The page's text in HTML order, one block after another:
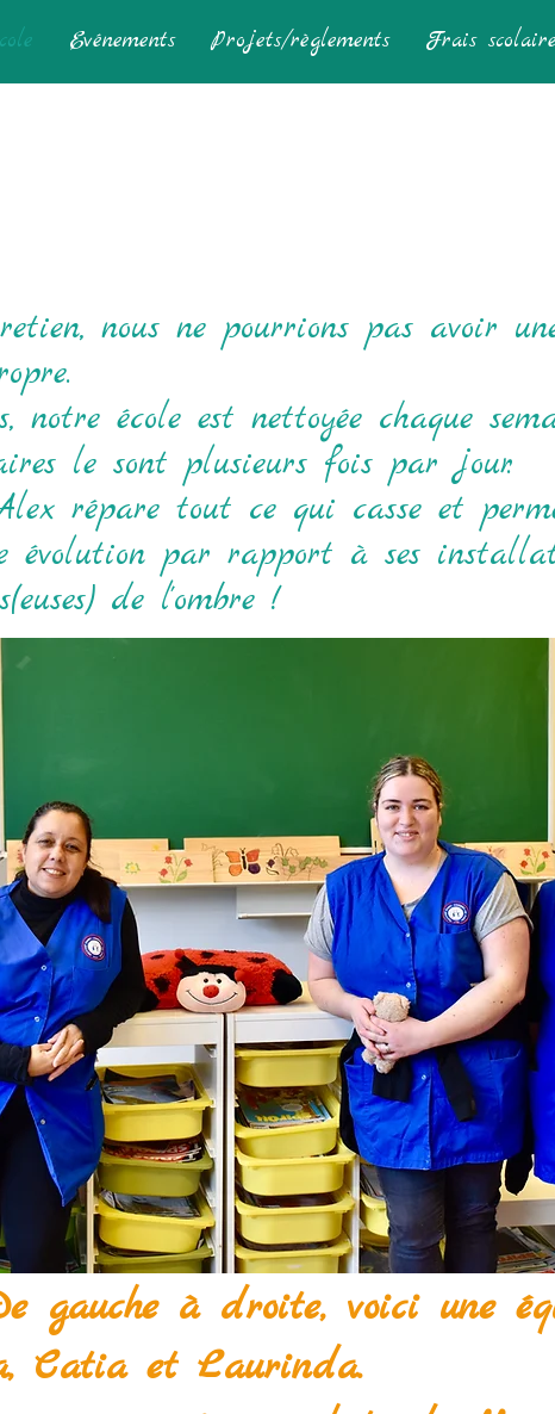
Evénements Projets/règlements Frais
nous ne pourrions pas avoir
notre école est nettoyée chaque
le sont plusieurs fois par jour.
répare tout ce qui casse et
évolution par rapport à ses
de l'ombre !
gauche à droite, voici une
Catia et Laurinda.